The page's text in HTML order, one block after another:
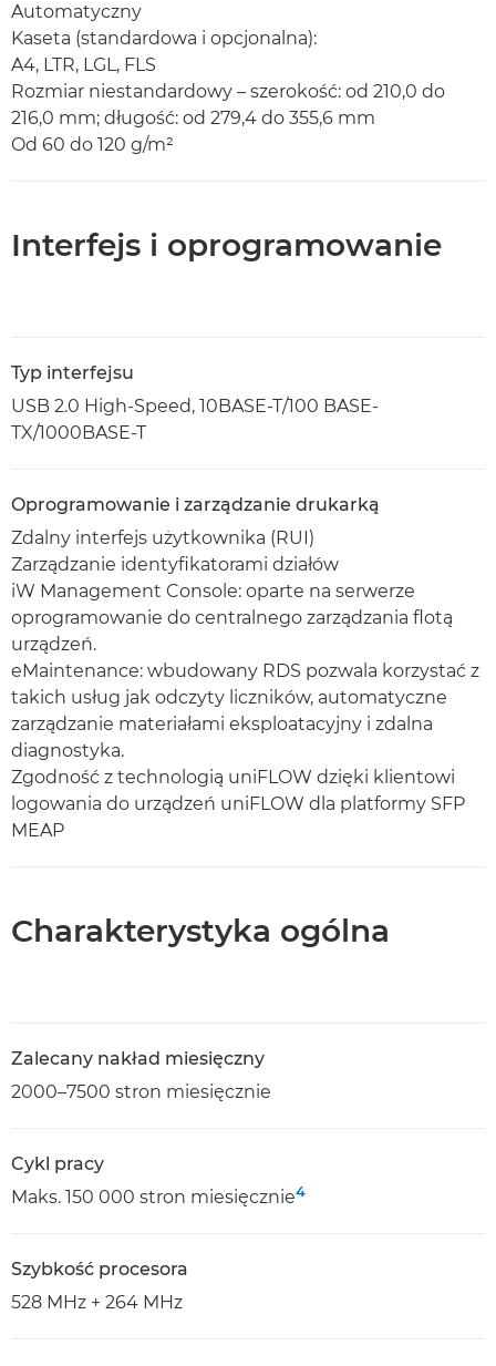
Automatyczny
Kaseta (standardowa i opcjonalna):
A4, LTR, LGL, FLS
Rozmiar niestandardowy – szerokość: od 210,0 do
216,0 mm; długość: od 279,4 do 355,6 mm
Od 60 do 120 g/m²
Interfejs i oprogramowanie
Typ interfejsu
USB 2.0 High-Speed, 10BASE-T/100 BASE-
TX/1000BASE-T
Oprogramowanie i zarządzanie drukarką
Zdalny interfejs użytkownika (RUI)
Zarządzanie identyfikatorami działów
iW Management Console: oparte na serwerze
oprogramowanie do centralnego zarządzania flotą
urządzeń.
eMaintenance: wbudowany RDS pozwala korzystać z
takich usług jak odczyty liczników, automatyczne
zarządzanie materiałami eksploatacyjny i zdalna
diagnostyka.
Zgodność z technologią uniFLOW dzięki klientowi
logowania do urządzeń uniFLOW dla platformy SFP
MEAP
Charakterystyka ogólna
Zalecany nakład miesięczny
2000–7500 stron miesięcznie
Cykl pracy
Maks. 150 000 stron miesięcznie4
Szybkość procesora
528 MHz + 264 MHz